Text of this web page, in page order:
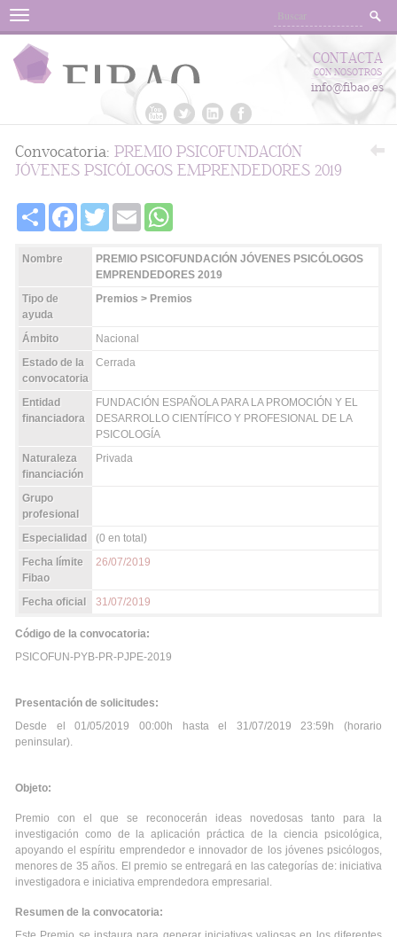
Menu
CONTACTA
CON NOSOTROS
info@fibao.es
Convocatoria: PREMIO PSICOFUNDACIÓN
JÓVENES PSICÓLOGOS EMPRENDEDORES 2019
Share FacebookTwitter Email
Nombre
PREMIO PSICOFUNDACIÓN JÓVENES PSICÓLOGOS
EMPRENDEDORES 2019
Tipo de
ayuda
Premios > Premios
Ámbito
Nacional
Estado de la
convocatoria
Cerrada
Entidad
financiadora
FUNDACIÓN ESPAÑOLA PARA LA PROMOCIÓN Y EL
DESARROLLO CIENTÍFICO Y PROFESIONAL DE LA
PSICOLOGÍA
Naturaleza
financiación
Privada
Grupo
profesional
Especialidad
(0 en total)
Fecha límite
Fibao
26/07/2019
Fecha oficial 31/07/2019
Código de la convocatoria:
PSICOFUN-PYB-PR-PJPE-2019
Presentación de solicitudes:
Desde el 01/05/2019 00:00h hasta el 31/07/2019 23:59h (horario
peninsular).
Objeto:
Premio con el que se reconocerán ideas novedosas tanto para la
investigación como de la aplicación práctica de la ciencia psicológica,
apoyando el espíritu emprendedor e innovador de los jóvenes psicólogos,
menores de 35 años. El premio se entregará en las categorías de: iniciativa
investigadora e iniciativa emprendedora empresarial.
Resumen de la convocatoria: